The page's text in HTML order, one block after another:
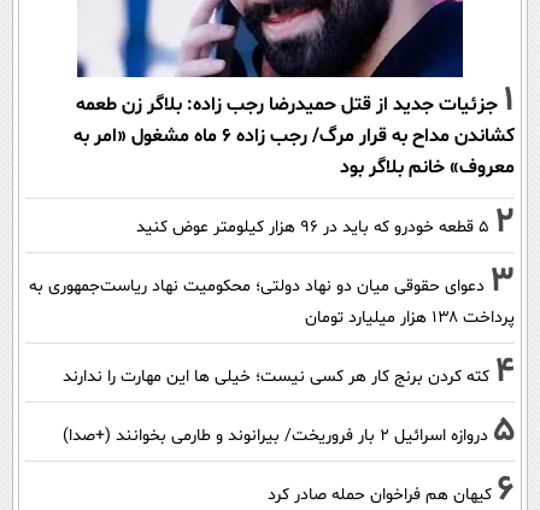
1 جزئیات جدید از قتل حمیدرضا رجب زاده: بلاگر زن طعمه
کشاندن مداح به قرار مرگ/ رجب زاده 6 ماه مشغول «امر به
معروف» خانم بلاگر بود
2 ۵ قطعه خودرو که باید در ۹۶ هزار کیلومتر عوض کنید
3 دعوای حقوقی میان دو نهاد دولتی؛ محکومیت نهاد ریاست‌جمهوری به
پرداخت ۱۳۸ هزار میلیارد تومان
4 کته کردن برنج کار هر کسی نیست؛ خیلی ها این مهارت را ندارند
5 دروازه اسرائیل ۲ بار فروریخت/ بیرانوند و طارمی بخوانند (+صدا)
6 کیهان هم فراخوان حمله صادر کرد